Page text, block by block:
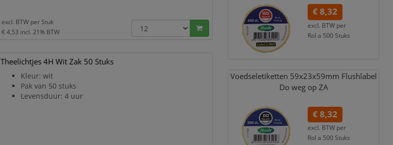
excl. BTW per Stuk
€ 4,53 incl. 21% BTW
Theelichtjes 4H Wit Zak 50 Stuks
Kleur: wit
Pak van 50 stuks
Levensduur: 4 uur
€ 8,32
excl. BTW per
Rol a 500 Stuks
Voedseletiketten 59x23x59mm Flushlabel
Do weg op ZA
€ 8,32
excl. BTW per
Rol a 500 Stuks